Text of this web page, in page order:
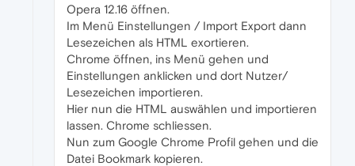
Opera 12.16 öffnen.
Im Menü Einstellungen / Import Export dann
Lesezeichen als HTML exortieren.
Chrome öffnen, ins Menü gehen und
Einstellungen anklicken und dort Nutzer/
Lesezeichen importieren.
Hier nun die HTML auswählen und importieren
lassen. Chrome schliessen.
Nun zum Google Chrome Profil gehen und die
Datei Bookmark kopieren.